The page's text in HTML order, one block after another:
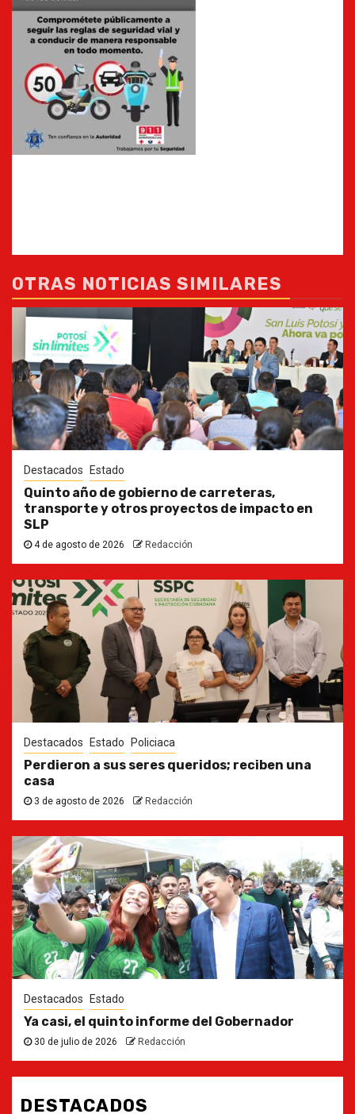
OTRAS NOTICIAS SIMILARES
Destacados Estado
Quinto año de gobierno de carreteras,
transporte y otros proyectos de impacto en
SLP
4 de agosto de 2026 Redacción
Destacados Estado Policiaca
Perdieron a sus seres queridos; reciben una
casa
3 de agosto de 2026 Redacción
Destacados Estado
Ya casi, el quinto informe del Gobernador
30 de julio de 2026 Redacción
DESTACADOS